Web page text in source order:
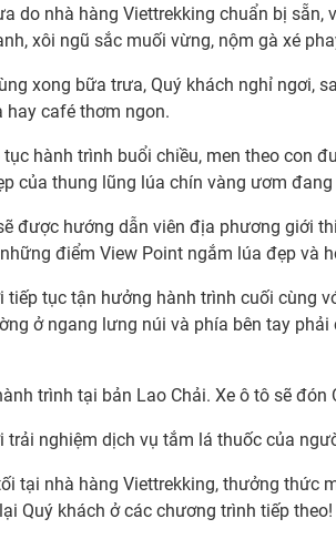
do nhà hàng Viettrekking chuẩn bị
xôi ngũ sắc muối vừng, nộm gà xé
xong bữa trưa, Quý khách nghỉ ngơi,
hay café thơm ngon.
hành trình buổi chiều, men theo con
của thung lũng lúa chín vàng ươm
được hướng dẫn viên địa phương giới
điểm View Point ngắm lúa đẹp và
tiếp tục tận hưởng hành trình cuối cùng
ở ngang lưng núi và phía bên tay
trình tại bản Lao Chải. Xe ô tô sẽ
trải nghiệm dịch vụ tắm lá thuốc của
tại nhà hàng Viettrekking, thưởng thức
Quý khách ở các chương trình tiếp theo!